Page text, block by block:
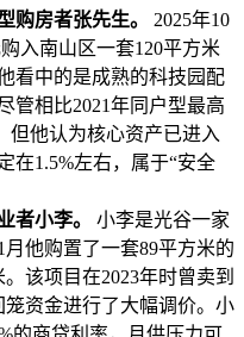
购房者张先生。
2025年10
入南山区一套120平方米
看中的是成熟的科技园配
管相比2021年同户型最高
但他认为核心资产已进入
在1.5%左右，属于“安全
者小李。
小李是光谷一家
他购置了一套89平方米的
该项目在2023年时曾卖到
资金进行了大幅调价。小